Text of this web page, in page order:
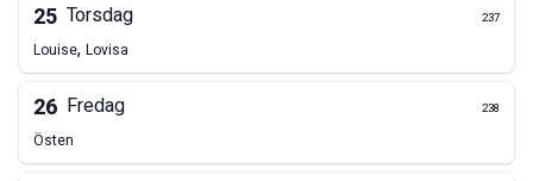
25 Torsdag 237
Louise, Lovisa
26 Fredag 238
Östen